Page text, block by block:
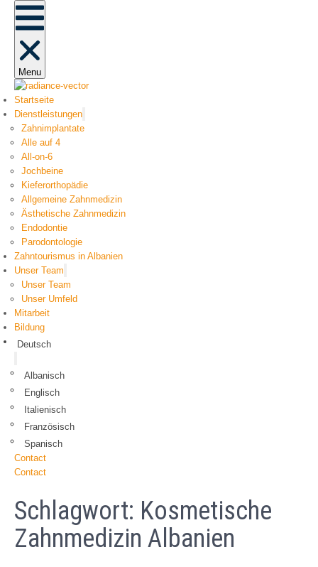
Menu
Startseite
Dienstleistungen
Zahnimplantate
Alle auf 4
All-on-6
Jochbeine
Kieferorthopädie
Allgemeine Zahnmedizin
Ästhetische Zahnmedizin
Endodontie
Parodontologie
Zahntourismus in Albanien
Unser Team
Unser Team
Unser Umfeld
Mitarbeit
Bildung
Deutsch
Albanisch
Englisch
Italienisch
Französisch
Spanisch
Contact
Contact
Schlagwort: Kosmetische
Zahnmedizin Albanien